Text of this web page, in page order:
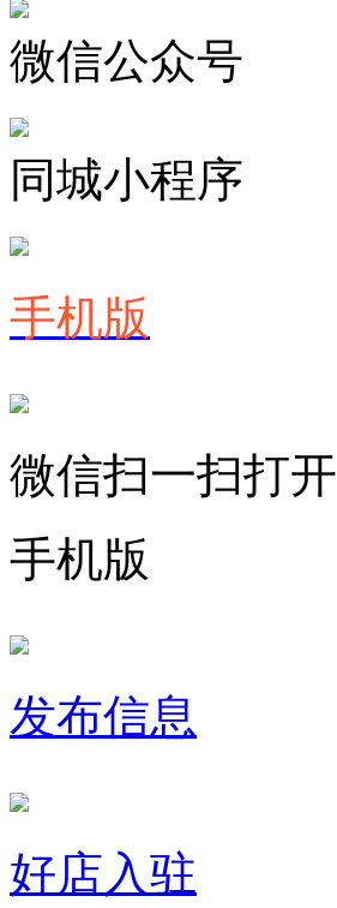
微信公众号
同城小程序
手机版
微信扫一扫打开
手机版
发布信息
好店入驻